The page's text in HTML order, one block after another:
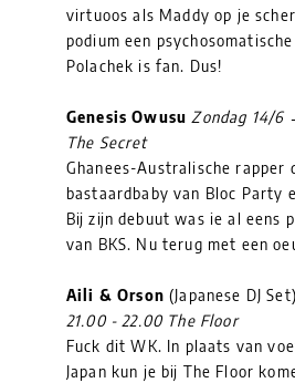
virtuoos als Maddy op je
podium een
Polachek is fan. Dus!
Genesis Owusu Zondag 14/6
The Secret
Ghanees-Australische rapper
bastaardbaby van Bloc Party
Bij zijn debuut was ie al eens
van BKS. Nu terug met een
Aili & Orson (Japanese DJ Set)
21.00 - 22.00 The Floor
Fuck dit WK. In plaats van
Japan kun je bij The Floor